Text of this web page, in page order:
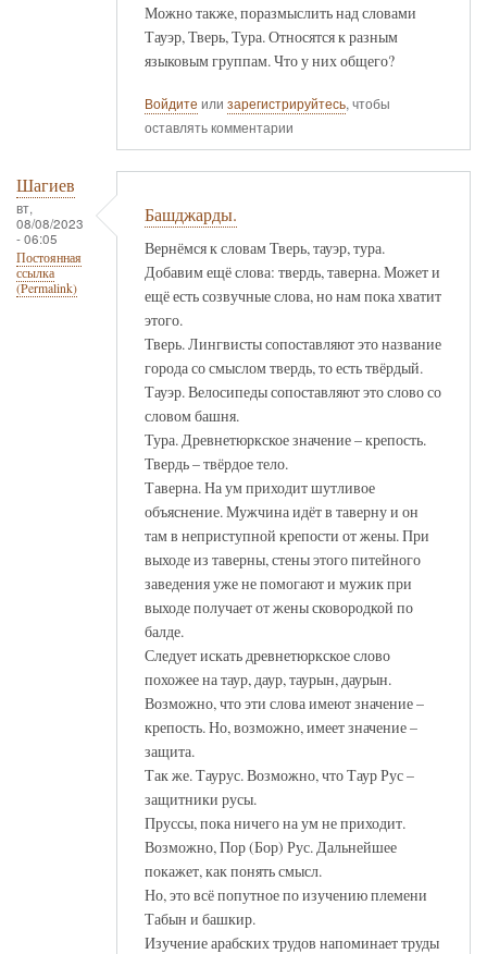
Можно также, поразмыслить над словами
Тауэр, Тверь, Тура. Относятся к разным
языковым группам. Что у них общего?
Войдите или зарегистрируйтесь, чтобы
оставлять комментарии
Шагиев
вт,
08/08/2023
- 06:05
Постоянная
ссылка
(Permalink)
Башджарды.
Вернёмся к словам Тверь, тауэр, тура.
Добавим ещё слова: твердь, таверна. Может и
ещё есть созвучные слова, но нам пока хватит
этого.
Тверь. Лингвисты сопоставляют это название
города со смыслом твердь, то есть твёрдый.
Тауэр. Велосипеды сопоставляют это слово со
словом башня.
Тура. Древнетюркское значение – крепость.
Твердь – твёрдое тело.
Таверна. На ум приходит шутливое
объяснение. Мужчина идёт в таверну и он
там в неприступной крепости от жены. При
выходе из таверны, стены этого питейного
заведения уже не помогают и мужик при
выходе получает от жены сковородкой по
балде.
Следует искать древнетюркское слово
похожее на таур, даур, таурын, даурын.
Возможно, что эти слова имеют значение –
крепость. Но, возможно, имеет значение –
защита.
Так же. Таурус. Возможно, что Таур Рус –
защитники русы.
Пруссы, пока ничего на ум не приходит.
Возможно, Пор (Бор) Рус. Дальнейшее
покажет, как понять смысл.
Но, это всё попутное по изучению племени
Табын и башкир.
Изучение арабских трудов напоминает труды